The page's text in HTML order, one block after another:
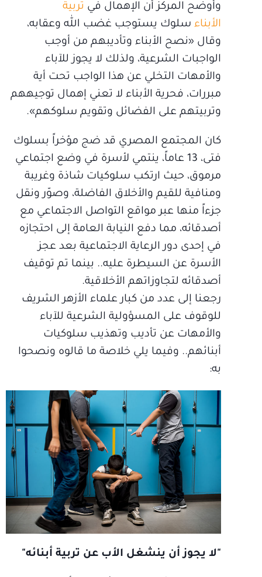
وأوضح المركز أن الإهمال في تربية
الأبناء سلوك يستوجب غضب الله وعقابه،
وقال «نصح الأبناء وتأديبهم من أوجب
الواجبات الشرعية، ولذلك لا يجوز للآباء
والأمهات التخلي عن هذا الواجب تحت أية
مبررات، فحرية الأبناء لا تعني إهمال توجيههم
وتربيتهم على الفضائل وتقويم سلوكهم».
كان المجتمع المصري قد ضج مؤخراً بسلوك
فتى، 13 عاماً، ينتمي لأسرة في وضع اجتماعي
مرموق، حيث ارتكب سلوكيات شاذة وغريبة
ومنافية للقيم والأخلاق الفاضلة، وصوّر ونقل
جزءاً منها عبر مواقع التواصل الاجتماعي مع
أصدقائه، مما دفع النيابة العامة إلى احتجازه
في إحدى دور الرعاية الاجتماعية بعد عجز
الأسرة عن السيطرة عليه.. بينما تم توقيف
أصدقائه لتجاوزاتهم الأخلاقية.
رجعنا إلى عدد من كبار علماء الأزهر الشريف
للوقوف على المسؤولية الشرعية للآباء
والأمهات عن تأديب وتهذيب سلوكيات
أبنائهم.. وفيما يلي خلاصة ما قالوه ونصحوا
به:
"لا يجوز أن ينشغل الأب عن تربية أبنائه"